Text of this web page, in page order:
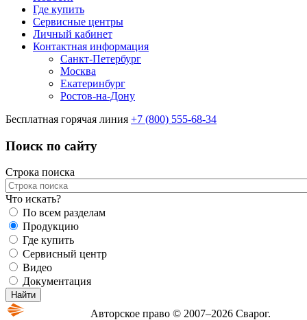
Где купить
Сервисные центры
Личный кабинет
Контактная информация
Санкт-Петербург
Москва
Екатеринбург
Ростов-на-Дону
Бесплатная горячая линия +7 (800) 555-68-34
Поиск по сайту
Строка поиска
Что искать?
По всем разделам
Продукцию
Где купить
Сервисный центр
Видео
Документация
Авторское право © 2007–2026 Сварог.